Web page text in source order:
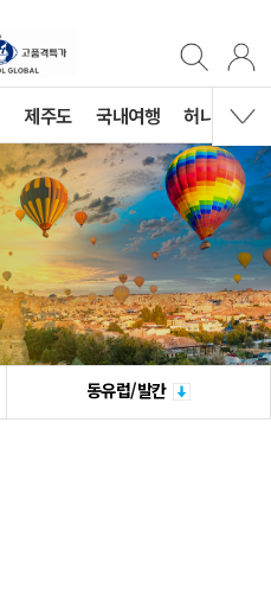
제주도 국내여행 허니문
동유럽/발칸